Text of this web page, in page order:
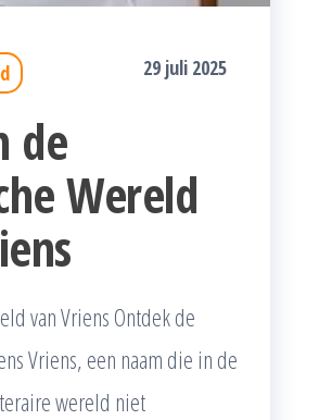
29 juli 2025
de
Wereld
van Vriens Ontdek de
Vriens, een naam die in de
wereld niet